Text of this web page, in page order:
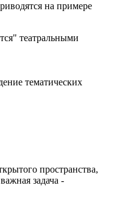
на примере
театральными
тематических
пространства,
задача -